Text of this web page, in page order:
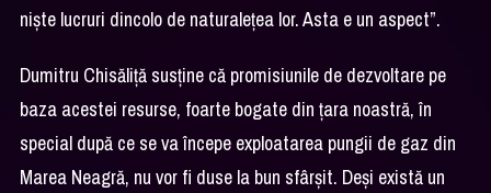
niște lucruri dincolo de naturalețea lor. Asta e un aspect”.
Dumitru Chisăliță susține că promisiunile de dezvoltare pe
baza acestei resurse, foarte bogate din țara noastră, în
special după ce se va începe exploatarea pungii de gaz din
Marea Neagră, nu vor fi duse la bun sfârșit. Deși există un